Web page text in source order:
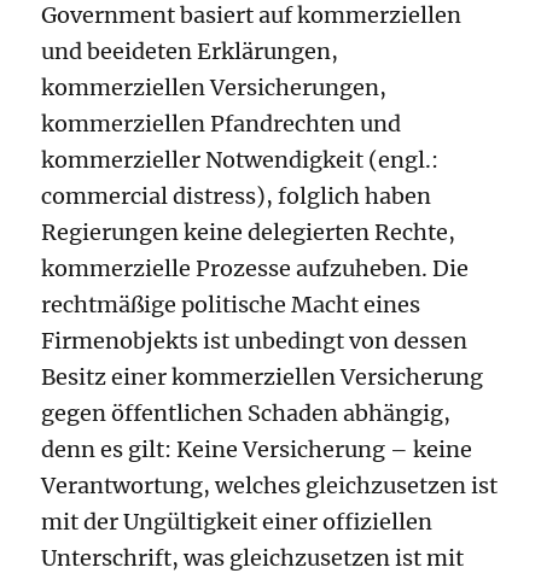
Government basiert auf kommerziellen
und beeideten Erklärungen,
kommerziellen Versicherungen,
kommerziellen Pfandrechten und
kommerzieller Notwendigkeit (engl.:
commercial distress), folglich haben
Regierungen keine delegierten Rechte,
kommerzielle Prozesse aufzuheben. Die
rechtmäßige politische Macht eines
Firmenobjekts ist unbedingt von dessen
Besitz einer kommerziellen Versicherung
gegen öffentlichen Schaden abhängig,
denn es gilt: Keine Versicherung – keine
Verantwortung, welches gleichzusetzen ist
mit der Ungültigkeit einer offiziellen
Unterschrift, was gleichzusetzen ist mit